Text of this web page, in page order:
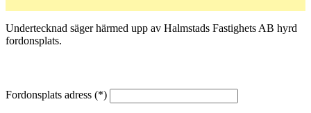
Undertecknad säger härmed upp av Halmstads Fastighets AB hyrd
fordonsplats.
Fordonsplats adress